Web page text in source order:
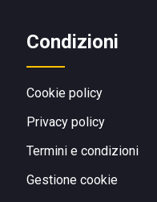
Condizioni
Cookie policy
Privacy policy
Termini e condizioni
Gestione cookie